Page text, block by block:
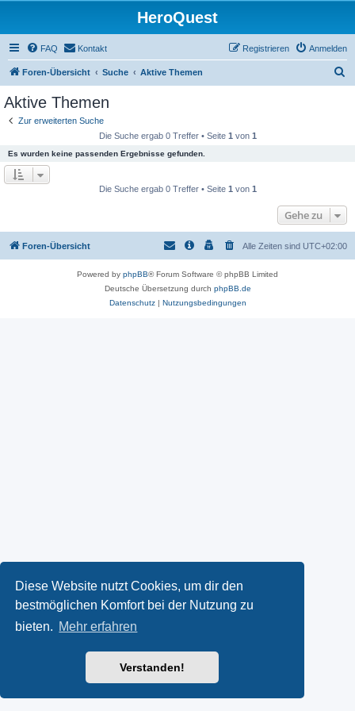
Diese Website nutzt Cookies, um dir den
bestmöglichen Komfort bei der Nutzung zu
bieten. Mehr erfahren
Verstanden!
HeroQuest
FAQ Kontakt Anmelden
Registrieren
Foren-Übersicht Suche Aktive Themen
Aktive Themen
Zur erweiterten Suche
Die Suche ergab 0 Treffer • Seite 1 von 1
Es wurden keine passenden Ergebnisse gefunden.
Die Suche ergab 0 Treffer • Seite 1 von 1
Gehe zu
Foren-Übersicht Alle Zeiten sind UTC+02:00
Powered by phpBB® Forum Software © phpBB Limited
Deutsche Übersetzung durch phpBB.de
Datenschutz| Nutzungsbedingungen